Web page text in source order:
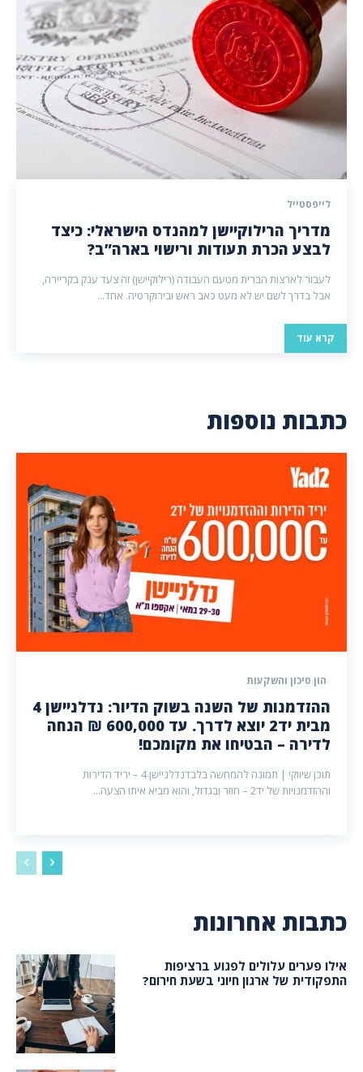
לייפסטייל
מדריך הרילוקיישן למהנדס הישראלי: כיצד
לבצע הכרת תעודות ורישוי בארה”ב?
לעבור לארצות הברית מטעם העבודה (רילוקיישן) זה צעד ענק בקריירה,
אבל בדרך לשם יש לא מעט כאב ראש ובירוקרטיה. אחד...
קרא עוד
כתבות נוספות
הון סיכון והשקעות
ההזדמנות של השנה בשוק הדיור: נדלניישן 4
מבית יד2 יוצא לדרך. עד 600,000 ₪ הנחה
לדירה – הבטיחו את מקומכם!
תוכן שיווקי | תמונה להמחשה בלבדנדלניישן 4 – יריד הדירות
וההזדמנויות של יד2 – חוזר ובגדול, והוא מביא איתו הצעה...
כתבות אחרונות
אילו פערים עלולים לפגוע ברציפות
התפקודית של ארגון חיוני בשעת חירום?